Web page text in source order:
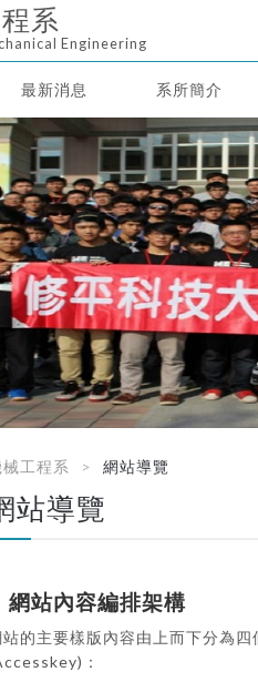
系
Engineering
最新消息 系所簡介
工程系 網站導覽
站導覽
網站內容編排架構
站的主要樣版內容由上而下分為
：